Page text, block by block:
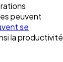
peuvent
se
la productivité